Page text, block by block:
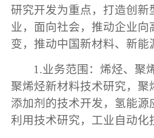
研究开发为重点，打造创新
业，面向社会，推动企业向
变，推动中国新材料、新能
1.业务范围：烯烃、聚
聚烯烃新材料技术研究，聚
添加剂的技术开发，氢能源
利用技术研究，工业自动化